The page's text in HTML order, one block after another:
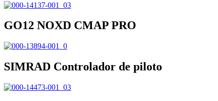
GO12 NOXD CMAP PRO
SIMRAD Controlador de piloto